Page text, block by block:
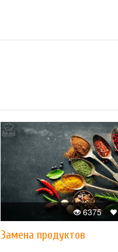
6375
Замена продуктов